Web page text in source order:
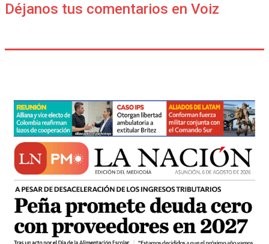
Déjanos tus comentarios en Voiz